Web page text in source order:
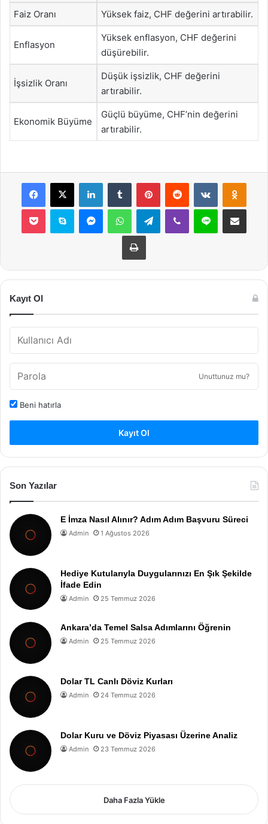
Faiz Oranı Yüksek faiz, CHF değerini artırabilir.
Enflasyon
Yüksek enflasyon, CHF değerini
düşürebilir.
İşsizlik Oranı
Düşük işsizlik, CHF değerini
artırabilir.
Ekonomik Büyüme
Güçlü büyüme, CHF’nin değerini
artırabilir.
Facebook
X LinkedInTumblr PinterestReddit VKontakte
Pocket Skype MessengerWhatsAppTelegramViber Line E-Posta ile
Yazdır
Kayıt Ol
Unuttunuz mu?
Beni hatırla
Kayıt Ol
Son Yazılar
E İmza Nasıl Alınır? Adım Adım Başvuru Süreci
Admin 1 Ağustos 2026
Hediye Kutularıyla Duygularınızı En Şık Şekilde
İfade Edin
Admin 25 Temmuz 2026
Ankara’da Temel Salsa Adımlarını Öğrenin
Admin 25 Temmuz 2026
Dolar TL Canlı Döviz Kurları
Admin 24 Temmuz 2026
Dolar Kuru ve Döviz Piyasası Üzerine Analiz
Admin 23 Temmuz 2026
Daha Fazla Yükle